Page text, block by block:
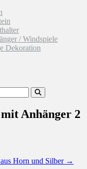
/ Windspiele
Dekoration
Anhänger 2
Horn und Silber →